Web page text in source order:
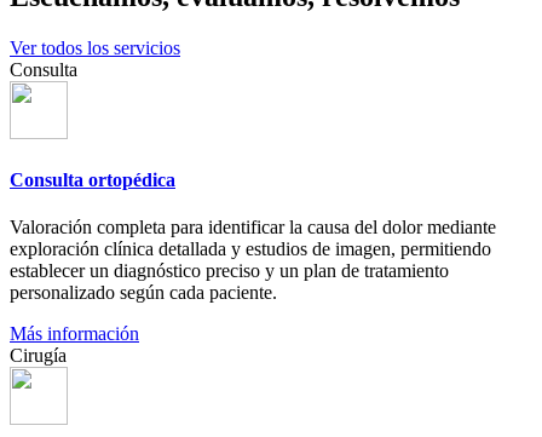
Ver todos los servicios
Consulta
Consulta ortopédica
Valoración completa para identificar la causa del dolor mediante
exploración clínica detallada y estudios de imagen, permitiendo
establecer un diagnóstico preciso y un plan de tratamiento
personalizado según cada paciente.
Más información
Cirugía